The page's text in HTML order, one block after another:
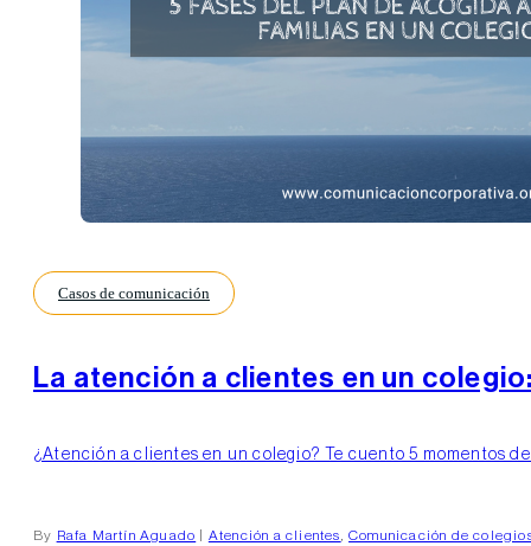
Casos de comunicación
La atención a clientes en un
¿Atención a clientes en un colegio? Te cuento 5 momentos
By Rafa Martín Aguado Atención a clientes,Comunicación de